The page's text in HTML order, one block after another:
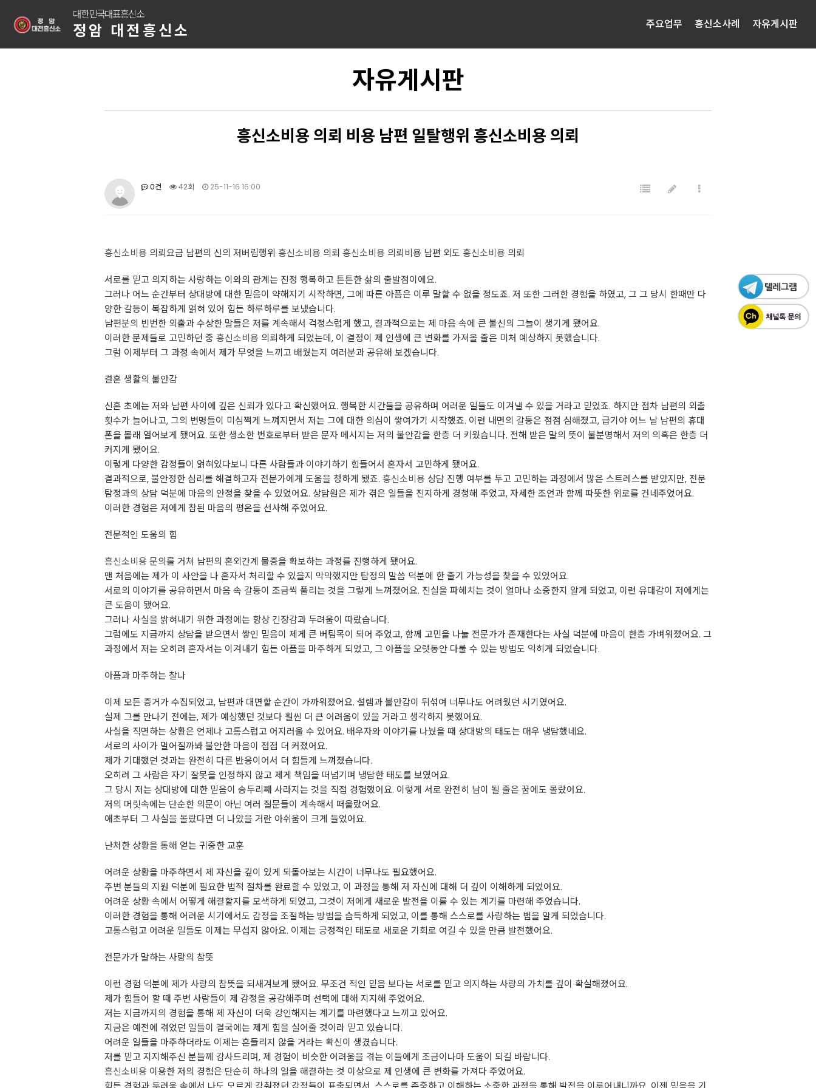
대한민국대표흥신소
정암 대전흥신소 주요업무 흥신소사례 자유게시판
자유게시판
흥신소비용 의뢰 비용 남편 일탈행위 흥신소비용 의뢰
0건 42회 25-11-16 16:00
흥신소비용 의뢰요금 남편의 신의 저버림행위 흥신소비용 의뢰 흥신소비용 의뢰비용 남편 외도 흥신소비용 의뢰
서로를 믿고 의지하는 사랑하는 이와의 관계는 진정 행복하고 튼튼한 삶의 출발점이에요.
그러나 어느 순간부터 상대방에 대한 믿음이 약해지기 시작하면, 그에 따른 아픔은 이루 말할 수 없을 정도죠. 저 또한 그러한 경험을 하였고, 그 그 당시 한때만 다
양한 갈등이 복잡하게 얽혀 있어 힘든 하루하루를 보냈습니다.
남편분의 빈번한 외출과 수상한 말들은 저를 계속해서 걱정스럽게 했고, 결과적으로는 제 마음 속에 큰 불신의 그늘이 생기게 됐어요.
이러한 문제들로 고민하던 중 흥신소비용 의뢰하게 되었는데, 이 결정이 제 인생에 큰 변화를 가져올 줄은 미처 예상하지 못했습니다.
그럼 이제부터 그 과정 속에서 제가 무엇을 느끼고 배웠는지 여러분과 공유해 보겠습니다.
결혼 생활의 불안감
신혼 초에는 저와 남편 사이에 깊은 신뢰가 있다고 확신했어요. 행복한 시간들을 공유하며 어려운 일들도 이겨낼 수 있을 거라고 믿었죠. 하지만 점차 남편의 외출
횟수가 늘어나고, 그의 변명들이 미심쩍게 느껴지면서 저는 그에 대한 의심이 쌓여가기 시작했죠. 이런 내면의 갈등은 점점 심해졌고, 급기야 어느 날 남편의 휴대
폰을 몰래 열어보게 됐어요. 또한 생소한 번호로부터 받은 문자 메시지는 저의 불안감을 한층 더 키웠습니다. 전해 받은 말의 뜻이 불분명해서 저의 의혹은 한층 더
커지게 됐어요.
이렇게 다양한 감정들이 얽혀있다보니 다른 사람들과 이야기하기 힘들어서 혼자서 고민하게 됐어요.
결과적으로, 불안정한 심리를 해결하고자 전문가에게 도움을 청하게 됐죠. 흥신소비용 상담 진행 여부를 두고 고민하는 과정에서 많은 스트레스를 받았지만, 전문
탐정과의 상담 덕분에 마음의 안정을 찾을 수 있었어요. 상담원은 제가 겪은 일들을 진지하게 경청해 주었고, 자세한 조언과 함께 따뜻한 위로를 건네주었어요.
이러한 경험은 저에게 참된 마음의 평온을 선사해 주었어요.
전문적인 도움의 힘
흥신소비용 문의를 거쳐 남편의 혼외간계 물증을 확보하는 과정를 진행하게 됐어요.
맨 처음에는 제가 이 사안을 나 혼자서 처리할 수 있을지 막막했지만 탐정의 말씀 덕분에 한 줄기 가능성을 찾을 수 있었어요.
서로의 이야기를 공유하면서 마음 속 갈등이 조금씩 풀리는 것을 그렇게 느껴졌어요. 진실을 파헤치는 것이 얼마나 소중한지 알게 되었고, 이런 유대감이 저에게는
큰 도움이 됐어요.
그러나 사실을 밝혀내기 위한 과정에는 항상 긴장감과 두려움이 따랐습니다.
그럼에도 지금까지 상담을 받으면서 쌓인 믿음이 제게 큰 버팀목이 되어 주었고, 함께 고민을 나눌 전문가가 존재한다는 사실 덕분에 마음이 한층 가벼워졌어요. 그
과정에서 저는 오히려 혼자서는 이겨내기 힘든 아픔을 마주하게 되었고, 그 아픔을 오랫동안 다룰 수 있는 방법도 익히게 되었습니다.
아픔과 마주하는 찰나
이제 모든 증거가 수집되었고, 남편과 대면할 순간이 가까워졌어요. 설렘과 불안감이 뒤섞여 너무나도 어려웠던 시기였어요.
실제 그를 만나기 전에는, 제가 예상했던 것보다 훨씬 더 큰 어려움이 있을 거라고 생각하지 못했어요.
사실을 직면하는 상황은 언제나 고통스럽고 어지러울 수 있어요. 배우자와 이야기를 나눴을 때 상대방의 태도는 매우 냉담했네요.
서로의 사이가 멀어질까봐 불안한 마음이 점점 더 커졌어요.
제가 기대했던 것과는 완전히 다른 반응이어서 더 힘들게 느껴졌습니다.
오히려 그 사람은 자기 잘못을 인정하지 않고 제게 책임을 떠넘기며 냉담한 태도를 보였어요.
그 당시 저는 상대방에 대한 믿음이 송두리째 사라지는 것을 직접 경험했어요. 이렇게 서로 완전히 남이 될 줄은 꿈에도 몰랐어요.
저의 머릿속에는 단순한 의문이 아닌 여러 질문들이 계속해서 떠올랐어요.
애초부터 그 사실을 몰랐다면 더 나았을 거란 아쉬움이 크게 들었어요.
난처한 상황을 통해 얻는 귀중한 교훈
어려운 상황을 마주하면서 제 자신을 깊이 있게 되돌아보는 시간이 너무나도 필요했어요.
주변 분들의 지원 덕분에 필요한 법적 절차를 완료할 수 있었고, 이 과정을 통해 저 자신에 대해 더 깊이 이해하게 되었어요.
어려운 상황 속에서 어떻게 해결할지를 모색하게 되었고, 그것이 저에게 새로운 발전을 이룰 수 있는 계기를 마련해 주었습니다.
이러한 경험을 통해 어려운 시기에서도 감정을 조절하는 방법을 습득하게 되었고, 이를 통해 스스로를 사랑하는 법을 알게 되었습니다.
고통스럽고 어려운 일들도 이제는 무섭지 않아요. 이제는 긍정적인 태도로 새로운 기회로 여길 수 있을 만큼 발전했어요.
전문가가 말하는 사랑의 참뜻
이런 경험 덕분에 제가 사랑의 참뜻을 되새겨보게 됐어요. 무조건 적인 믿음 보다는 서로를 믿고 의지하는 사랑의 가치를 깊이 확실해졌어요.
제가 힘들어 할 때 주변 사람들이 제 감정을 공감해주며 선택에 대해 지지해 주었어요.
저는 지금까지의 경험을 통해 제 자신이 더욱 강인해지는 계기를 마련했다고 느끼고 있어요.
지금은 예전에 겪었던 일들이 결국에는 제게 힘을 실어줄 것이라 믿고 있습니다.
어려운 일들을 마주하더라도 이제는 흔들리지 않을 거라는 확신이 생겼습니다.
저를 믿고 지지해주신 분들께 감사드리며, 제 경험이 비슷한 어려움을 겪는 이들에게 조금이나마 도움이 되길 바랍니다.
흥신소비용 이용한 저의 경험은 단순히 하나의 일을 해결하는 것 이상으로 제 인생에 큰 변화를 가져다 주었어요.